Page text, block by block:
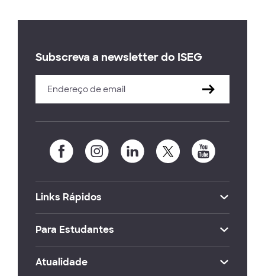
Subscreva a newsletter do ISEG
Links Rápidos
Para Estudantes
Atualidade